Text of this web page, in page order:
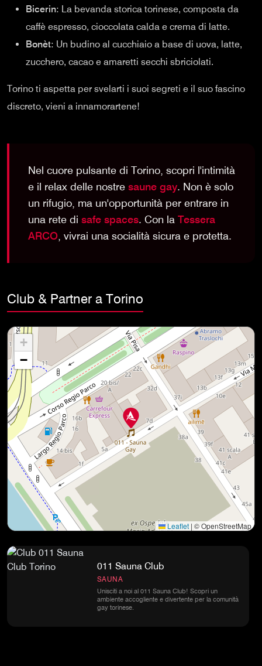
Bicerin: La bevanda storica torinese, composta da
caffè espresso, cioccolata calda e crema di latte.
Bonèt: Un budino al cucchiaio a base di uova, latte,
zucchero, cacao e amaretti secchi sbriciolati.
Torino ti aspetta per svelarti i suoi segreti e il suo fascino
discreto, vieni a innamorartene!
Nel cuore pulsante di Torino, scopri l'intimità
e il relax delle nostre saune gay. Non è solo
un rifugio, ma un'opportunità per entrare in
una rete di safe spaces. Con la Tessera
ARCO , vivrai una socialità sicura e protetta.
Club & Partner a Torino
+
−
Leaflet | © OpenStreetMap
011 Sauna Club
SAUNA
Unisciti a noi al 011 Sauna Club! Scopri un
ambiente accogliente e divertente per la comunità
gay torinese.